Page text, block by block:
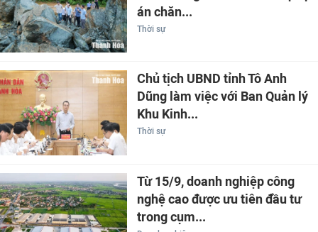
án chăn...
Thời sự
Chủ tịch UBND tỉnh Tô Anh
Dũng làm việc với Ban Quản lý
Khu Kinh...
Thời sự
Từ 15/9, doanh nghiệp công
nghệ cao được ưu tiên đầu tư
trong cụm...